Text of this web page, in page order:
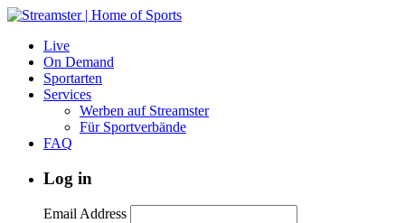
Live
On Demand
Sportarten
Services
Werben auf Streamster
Für Sportverbände
FAQ
Log in
Email Address